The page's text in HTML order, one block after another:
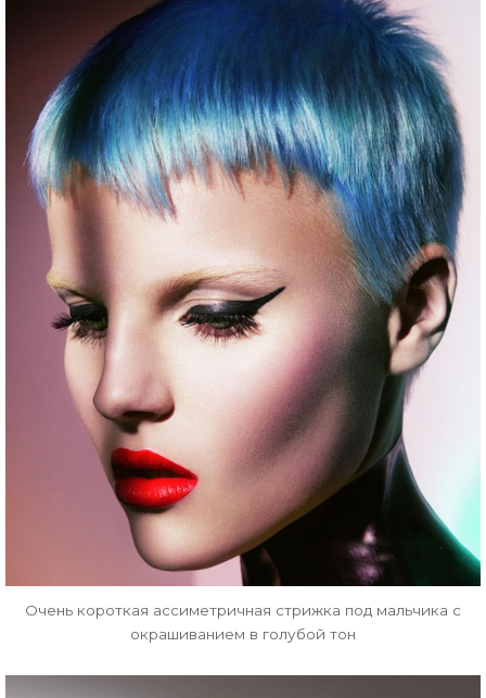
Очень короткая ассиметричная стрижка под мальчика с
окрашиванием в голубой тон